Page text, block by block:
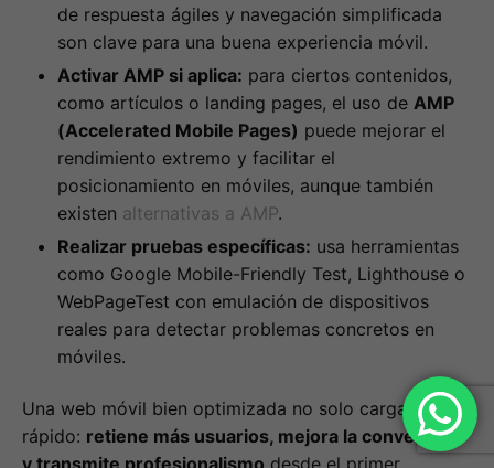
de respuesta ágiles y navegación simplificada
son clave para una buena experiencia móvil.
Activar AMP si aplica: para ciertos contenidos,
como artículos o landing pages, el uso de AMP
(Accelerated Mobile Pages) puede mejorar el
rendimiento extremo y facilitar el
posicionamiento en móviles, aunque también
existen alternativas a AMP.
Realizar pruebas específicas: usa herramientas
como Google Mobile-Friendly Test, Lighthouse o
WebPageTest con emulación de dispositivos
reales para detectar problemas concretos en
móviles.
Una web móvil bien optimizada no solo carga más
rápido: retiene más usuarios, mejora la conversión
y transmite profesionalismo desde el primer